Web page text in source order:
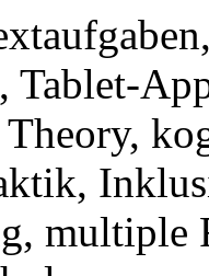
Tablet-
multiple